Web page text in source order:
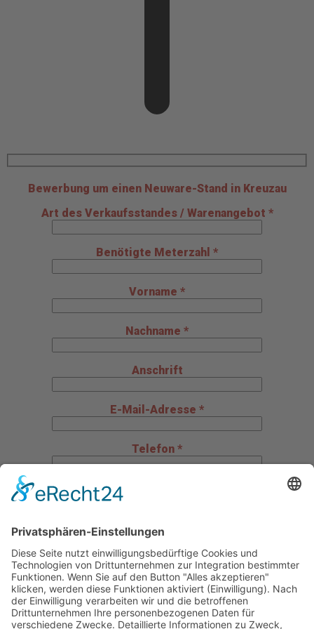
Bewerbung um einen Neuware-Stand in Kreuzau
Art des Verkaufsstandes / Warenangebot *
Benötigte Meterzahl *
Vorname *
Nachname *
Anschrift
E-Mail-Adresse *
Telefon *
Mitteilung an uns
Datenschutz